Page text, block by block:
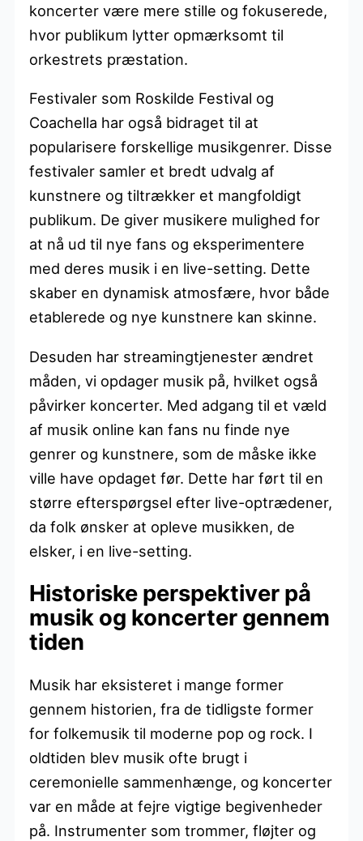
koncerter være mere stille og fokuserede,
hvor publikum lytter opmærksomt til
orkestrets præstation.
Festivaler som Roskilde Festival og
Coachella har også bidraget til at
popularisere forskellige musikgenrer. Disse
festivaler samler et bredt udvalg af
kunstnere og tiltrækker et mangfoldigt
publikum. De giver musikere mulighed for
at nå ud til nye fans og eksperimentere
med deres musik i en live-setting. Dette
skaber en dynamisk atmosfære, hvor både
etablerede og nye kunstnere kan skinne.
Desuden har streamingtjenester ændret
måden, vi opdager musik på, hvilket også
påvirker koncerter. Med adgang til et væld
af musik online kan fans nu finde nye
genrer og kunstnere, som de måske ikke
ville have opdaget før. Dette har ført til en
større efterspørgsel efter live-optrædener,
da folk ønsker at opleve musikken, de
elsker, i en live-setting.
Historiske perspektiver på
musik og koncerter gennem
tiden
Musik har eksisteret i mange former
gennem historien, fra de tidligste former
for folkemusik til moderne pop og rock. I
oldtiden blev musik ofte brugt i
ceremonielle sammenhænge, og koncerter
var en måde at fejre vigtige begivenheder
på. Instrumenter som trommer, fløjter og